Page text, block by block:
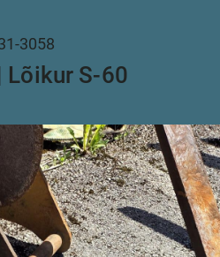
Lõikur S-60
3058